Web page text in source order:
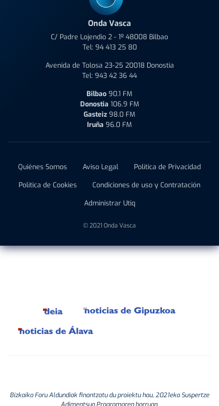
Onda Vasca
C/ Padre Lojendio 2 - 1º 48008 Bilbao
Tel: 94 413 25 80
Avenida de Tolosa 23-25 20018 Donostia
Tel: 943 42 36 44
Bilbao 90.1 FM
Donostia 106.9 FM
Gasteiz 98.0 FM
Iruña 96.0 FM
Quiénes Somos Aviso Legal
Política de Privacidad
Política de Cookies
Condiciones de uso y Contratación
Administrar Utiq
© 2021 Onda Vasca
Bizkaiko Foru Aldundiak finantzatu du proiektu hau, 2021eko Suspertze